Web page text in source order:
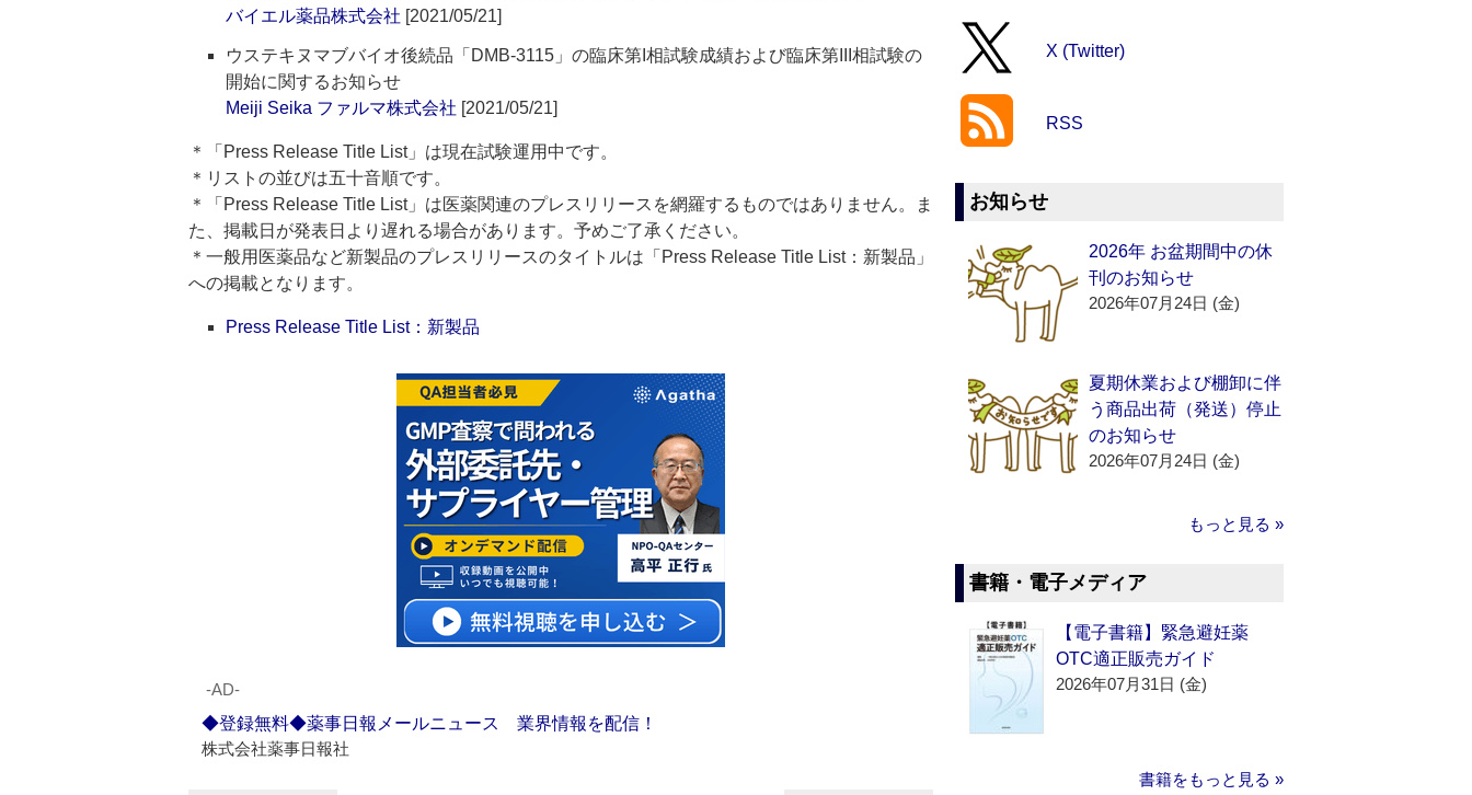
バイエル薬品株式会社 [2021/05/21]
ウステキヌマブバイオ後続品「DMB-3115」の臨床第I相試験成績および臨床第III相試験の
開始に関するお知らせ
Meiji Seika ファルマ株式会社 [2021/05/21]
＊「Press Release Title List」は現在試験運用中です。
＊リストの並びは五十音順です。
＊「Press Release Title List」は医薬関連のプレスリリースを網羅するものではありません。ま
た、掲載日が発表日より遅れる場合があります。予めご了承ください。
＊一般用医薬品など新製品のプレスリリースのタイトルは「Press Release Title List：新製品」
への掲載となります。
Press Release Title List：新製品
‐AD‐
◆登録無料◆薬事日報メールニュース 業界情報を配信！
株式会社薬事日報社
X (Twitter)
RSS
お知らせ
2026年 お盆期間中の休
刊のお知らせ
2026年07月24日 (金)
夏期休業および棚卸に伴
う商品出荷（発送）停止
のお知らせ
2026年07月24日 (金)
もっと見る »
書籍・電子メディア
【電子書籍】緊急避妊薬
OTC適正販売ガイド
2026年07月31日 (金)
書籍をもっと見る »